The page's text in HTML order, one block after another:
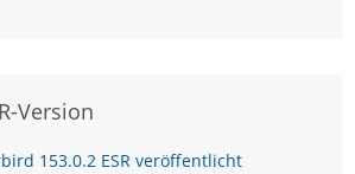
Version
153.0.2 ESR veröffentlicht